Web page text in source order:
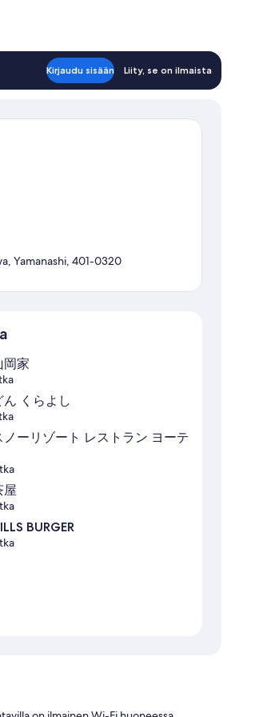
Kirjaudu sisään Liity, se on ilmaista
Yamanashi, 401-0320
岡家
くらよし
ーリゾート レストラン ヨーデ
屋
BURGER